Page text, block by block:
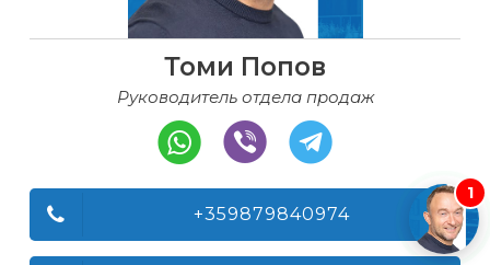
Томи Попов
Руководитель отдела продаж
+359879840974
1